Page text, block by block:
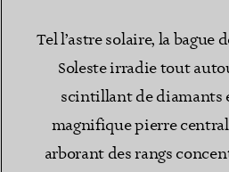
Tel l’astre solaire, la bague
Soleste irradie tout
scintillant de diamants
magnifique pierre
arborant des rangs